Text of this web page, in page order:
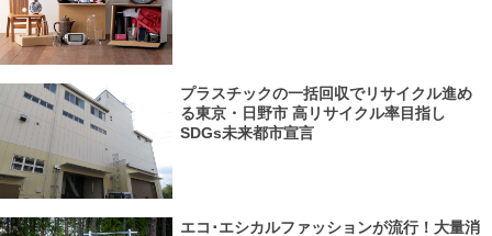
プラスチックの一括回収でリサイクル進め
る東京・日野市 高リサイクル率目指し
SDGs未来都市宣言
エコ･エシカルファッションが流行！大量消